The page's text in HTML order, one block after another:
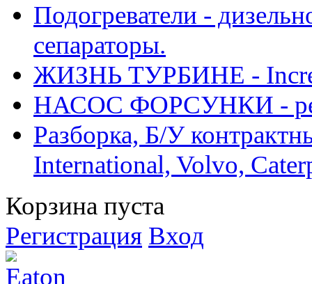
Подогреватели -
сепараторы.
ЖИЗНЬ ТУРБИНЕ -
НАСОС ФОРСУНКИ -
Разборка, Б/У
International, Volvo,
Корзина пуста
Регистрация Вход